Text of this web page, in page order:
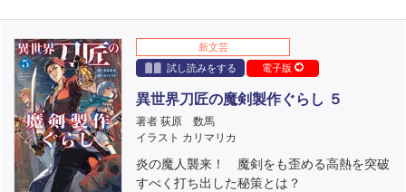
新文芸
試し読みをする
電子版
異世界刀匠の魔剣製作ぐらし ５
著者 荻原 数馬
イラスト カリマリカ
炎の魔人襲来！ 魔剣をも歪める高熱を突破
すべく打ち出した秘策とは？